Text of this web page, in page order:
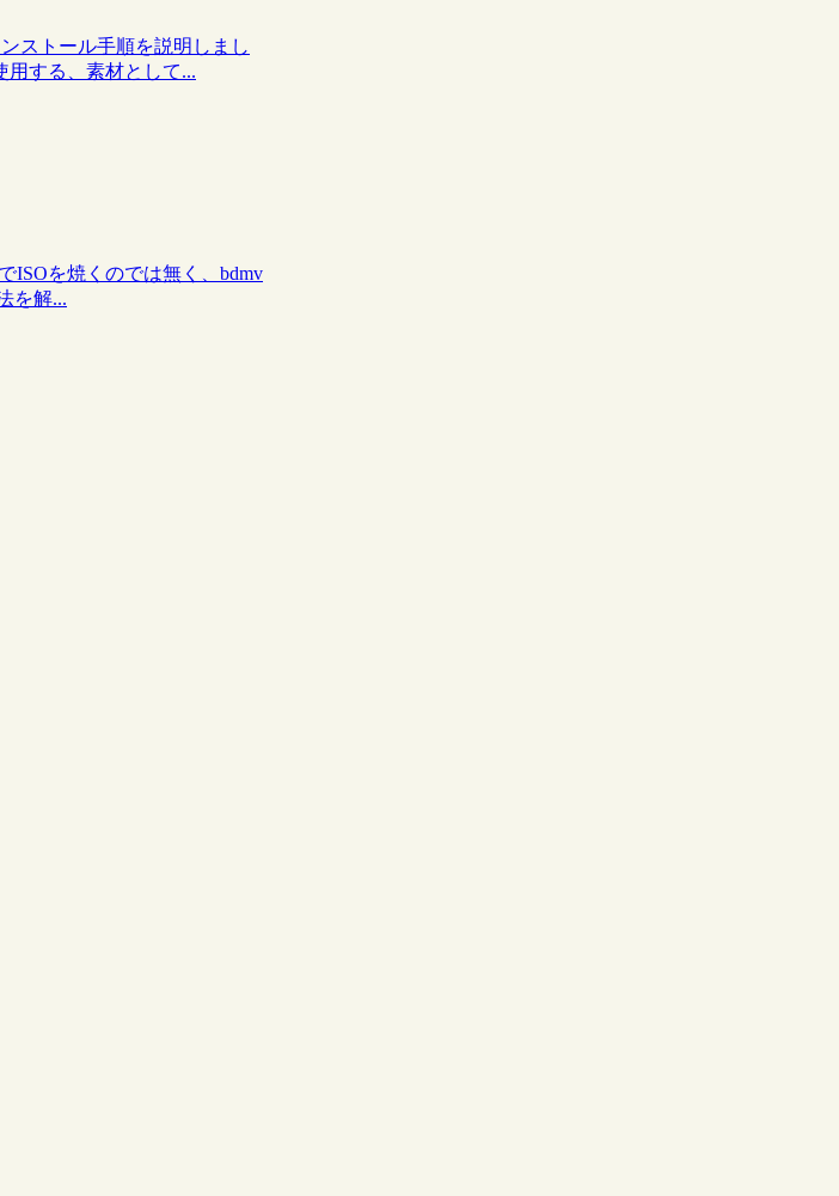
ストール手順を説明しまし
する、素材として...
ISOを焼くのでは無く、bdmv
を解...